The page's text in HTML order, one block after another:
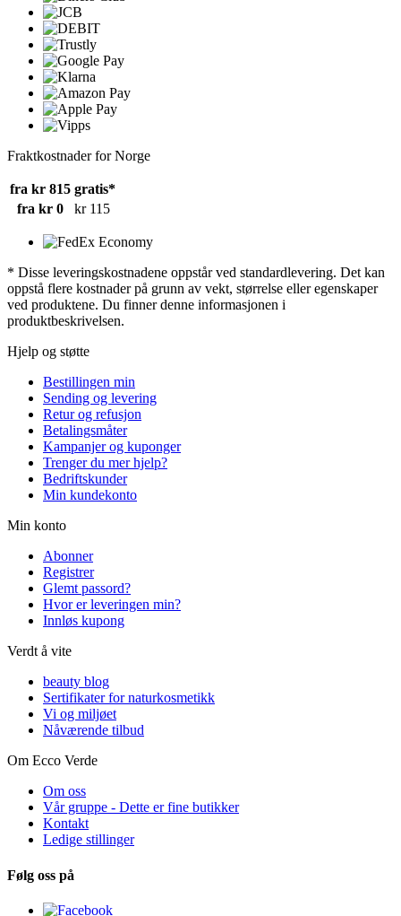
Fraktkostnader for Norge
fra kr 815 gratis*
fra kr 0
kr 115
* Disse leveringskostnadene oppstår ved standardlevering. Det kan
oppstå flere kostnader på grunn av vekt, størrelse eller egenskaper
ved produktene. Du finner denne informasjonen i
produktbeskrivelsen.
Hjelp og støtte
Bestillingen min
Sending og levering
Retur og refusjon
Betalingsmåter
Kampanjer og kuponger
Trenger du mer hjelp?
Bedriftskunder
Min kundekonto
Min konto
Abonner
Registrer
Glemt passord?
Hvor er leveringen min?
Innløs kupong
Verdt å vite
beauty blog
Sertifikater for naturkosmetikk
Vi og miljøet
Nåværende tilbud
Om Ecco Verde
Om oss
Vår gruppe - Dette er fine butikker
Kontakt
Ledige stillinger
Følg oss på